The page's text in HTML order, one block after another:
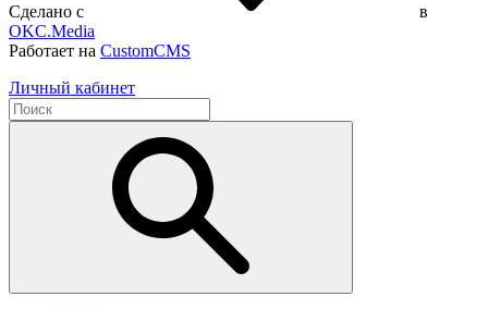
Сделано с
в
OKC.Media
Работает на CustomCMS
Личный кабинет